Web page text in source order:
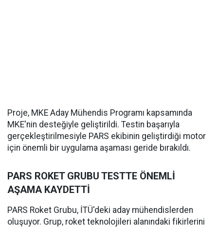
Proje, MKE Aday Mühendis Programı kapsamında
MKE'nin desteğiyle geliştirildi. Testin başarıyla
gerçekleştirilmesiyle PARS ekibinin geliştirdiği motor
için önemli bir uygulama aşaması geride bırakıldı.
PARS ROKET GRUBU TESTTE ÖNEMLİ
AŞAMA KAYDETTİ
PARS Roket Grubu, İTÜ'deki aday mühendislerden
oluşuyor. Grup, roket teknolojileri alanındaki fikirlerini